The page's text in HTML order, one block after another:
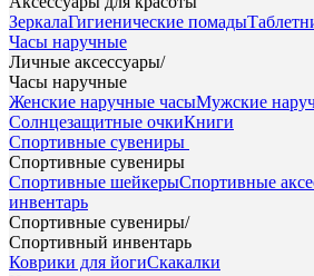
ЗеркалаГигиенические помады
Часы наручные
Личные аксессуары/
Часы наручные
Женские наручные часыМужские
Солнцезащитные очкиКниги
Спортивные сувениры
Спортивные сувениры
Спортивные шейкерыСпортивные
инвентарь
Спортивные сувениры/
Спортивный инвентарь
Коврики для йогиСкакалки